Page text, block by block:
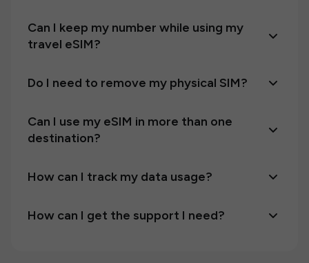
Can I keep my number while using my
travel eSIM?
Do I need to remove my physical SIM?
Can I use my eSIM in more than one
destination?
How can I track my data usage?
How can I get the support I need?